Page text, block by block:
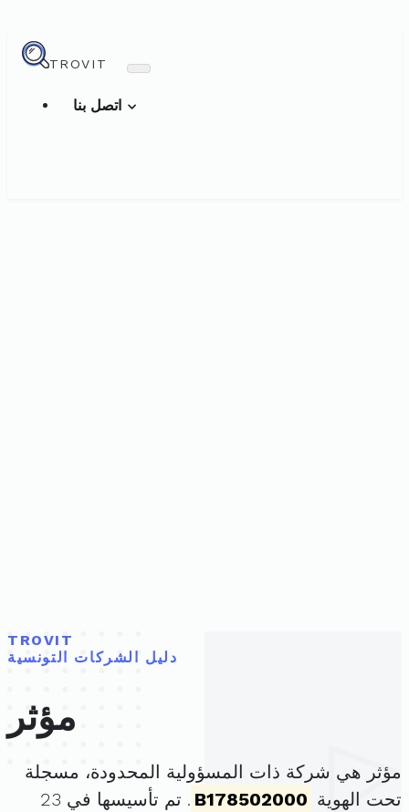
TROVIT
TROVIT
دليل الشركات التونسية
مؤثر
مؤثر هي شركة ذات المسؤولية المحدودة، مسجلة
تحت الهوية B178502000
. تم تأسيسها في 23